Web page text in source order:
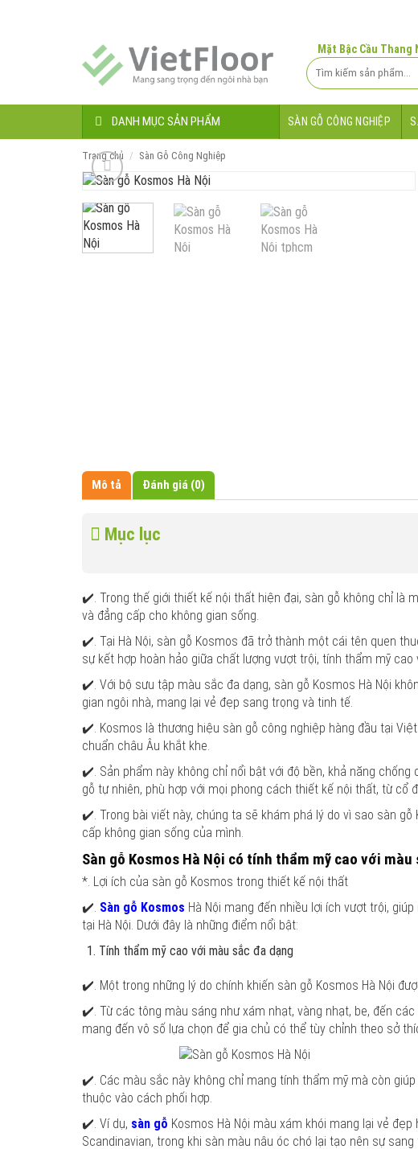
Mặt Bậc Cầu Thang
Tìm
kiếm:
DANH MỤC SẢN PHẨM SÀN GỖ CÔNG NGHIỆP
Trang chủ / Sàn Gỗ Công Nghiệp
Mô tả Đánh giá (0)
Mục lục
✔️. Trong thế giới thiết kế nội thất hiện đại, sàn gỗ không chỉ là
và đẳng cấp cho không gian sống.
✔️. Tại Hà Nội, sàn gỗ Kosmos đã trở thành một cái tên quen
sự kết hợp hoàn hảo giữa chất lượng vượt trội, tính thẩm mỹ cao
✔️. Với bộ sưu tập màu sắc đa dạng, sàn gỗ Kosmos Hà Nội
gian ngôi nhà, mang lại vẻ đẹp sang trọng và tinh tế.
✔️. Kosmos là thương hiệu sàn gỗ công nghiệp hàng đầu tại
chuẩn châu Âu khắt khe.
✔️. Sản phẩm này không chỉ nổi bật với độ bền, khả năng
gỗ tự nhiên, phù hợp với mọi phong cách thiết kế nội thất, từ cổ
✔️. Trong bài viết này, chúng ta sẽ khám phá lý do vì sao sàn
cấp không gian sống của mình.
Sàn gỗ Kosmos Hà Nội có tính thẩm mỹ cao với màu
*. Lợi ích của sàn gỗ Kosmos trong thiết kế nội thất
✔️. Sàn gỗ Kosmos Hà Nội mang đến nhiều lợi ích vượt trội,
tại Hà Nội. Dưới đây là những điểm nổi bật:
Tính thẩm mỹ cao với màu sắc đa dạng
✔️. Một trong những lý do chính khiến sàn gỗ Kosmos Hà Nội
✔️. Từ các tông màu sáng như xám nhạt, vàng nhạt, be, đến
mang đến vô số lựa chọn để gia chủ có thể tùy chỉnh theo sở
✔️. Các màu sắc này không chỉ mang tính thẩm mỹ mà còn
thuộc vào cách phối hợp.
✔️. Ví dụ, sàn gỗ Kosmos Hà Nội màu xám khói mang lại vẻ
Scandinavian, trong khi sàn màu nâu óc chó lại tạo nên sự